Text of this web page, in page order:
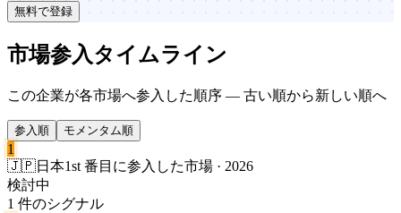
無料で登録
市場参入タイムライン
この企業が各市場へ参入した順序 — 古い順から新しい順へ
参入順 モメンタム順
1
🇯🇵日本1st 番目に参入した市場 · 2026
検討中
1 件のシグナル